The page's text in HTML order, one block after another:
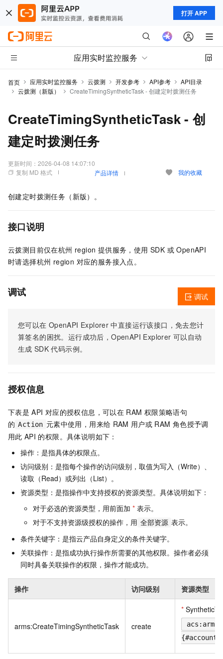
打开 APP
应用实时监控服务
首页 应用实时监控服务 云拨测 开发参考 API参考
API目录
云拨测（新版）
CreateTimingSyntheticTask - 创建定时拨测任务
CreateTimingSyntheticTask - 创
建定时拨测任务
更新时间： 2026-04-08 14:07:10
复制 MD 格式
产品详情 我的收藏
创建定时拨测任务（新版）。
接口说明
云拨测目前仅在杭州 region 提供服务，使用 SDK 或 OpenAPI
时请选择杭州 region 对应的服务接入点。
调试
您可以在 OpenAPI Explorer 中直接运行该接口，免去您计
算签名的困扰。运行成功后，OpenAPI Explorer 可以自动
生成 SDK 代码示例。
调试
授权信息
下表是 API 对应的授权信息，可以在 RAM 权限策略语句
的 Action 元素中使用，用来给 RAM 用户或 RAM 角色授予调
用此 API 的权限。具体说明如下：
操作：是指具体的权限点。
访问级别：是指每个操作的访问级别，取值为写入（Write）、
读取（Read）或列出（List）。
资源类型：是指操作中支持授权的资源类型。具体说明如下：
对于必选的资源类型，用前面加 * 表示。
对于不支持资源级授权的操作，用 全部资源 表示。
条件关键字：是指云产品自身定义的条件关键字。
关联操作：是指成功执行操作所需要的其他权限。操作者必须
同时具备关联操作的权限，操作才能成功。
操作 访问级别 资源类型
arms:CreateTimingSyntheticTask create
*